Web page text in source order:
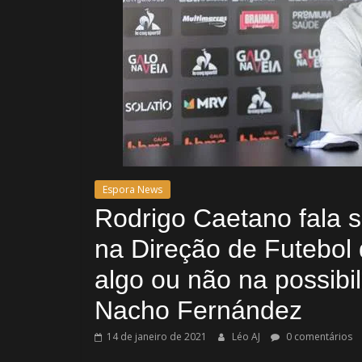
Espora News
Rodrigo Caetano fala
na Direção de
algo ou não na
Nacho Fernández
14 de janeiro de 2021 Léo AJ 0 comentários